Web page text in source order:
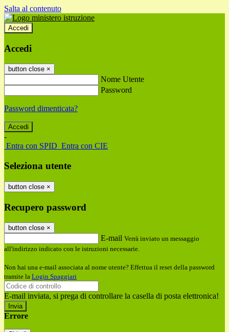
Salta al contenuto
Accedi
Accedi
button close ×
Nome Utente
Password
Password dimenticata?
-
Entra con SPID Entra con CIE
Seleziona utente
button close ×
Recupero password
button close ×
E-mail Verrà inviato un messaggio
all'indirizzo indicato con le istruzioni necessarie.
Non hai una e-mail associata al nome utente? Effettua il reset della password
tramite la Login Spaggiari
E-mail inviata, si prega di controllare la casella di posta elettronica!
Errore